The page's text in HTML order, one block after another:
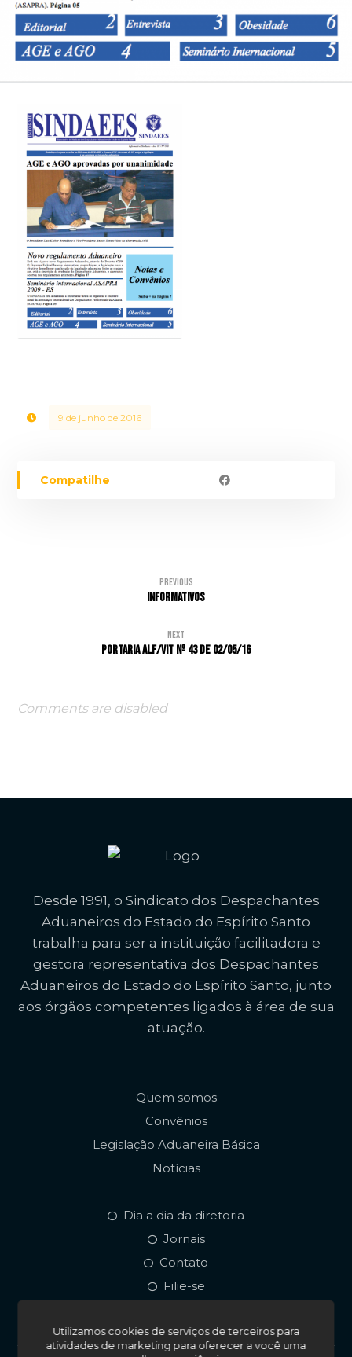
9 de junho de 2016
Previous
Informativos
Next
Portaria ALF/VIT nº 43 de 02/05/16
Comments are disabled
Desde 1991, o Sindicato dos Despachantes
Aduaneiros do Estado do Espírito Santo
trabalha para ser a instituição facilitadora e
gestora representativa dos Despachantes
Aduaneiros do Estado do Espírito Santo, junto
aos órgãos competentes ligados à área de sua
atuação.
Quem somos
Convênios
Legislação Aduaneira Básica
Notícias
Dia a dia da diretoria
Jornais
Contato
Filie-se
Utilizamos cookies de serviços de terceiros para
atividades de marketing para oferecer a você uma